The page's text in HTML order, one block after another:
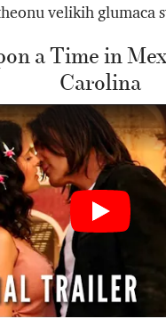
velikih glumaca
a Time in
Carolina